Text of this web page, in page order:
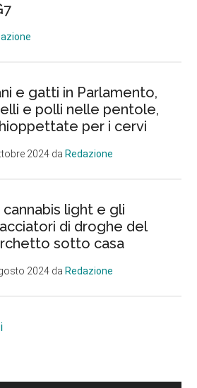
e gatti in Parlamento,
e polli nelle pentole,
per i cervi
2024 da Redazione
cannabis light e gli
di droghe del
sotto casa
2024 da Redazione